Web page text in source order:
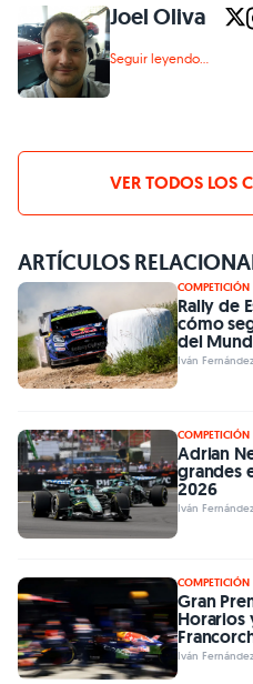
Joel Oliva
Seguir leyendo...
VER TODOS LOS
ARTÍCULOS
COMPETICIÓN
Rally de
cómo
del
Iván
COMPETICIÓN
Adrian
grandes
2026
Iván
COMPETICIÓN
Gran
Horarios
Iván